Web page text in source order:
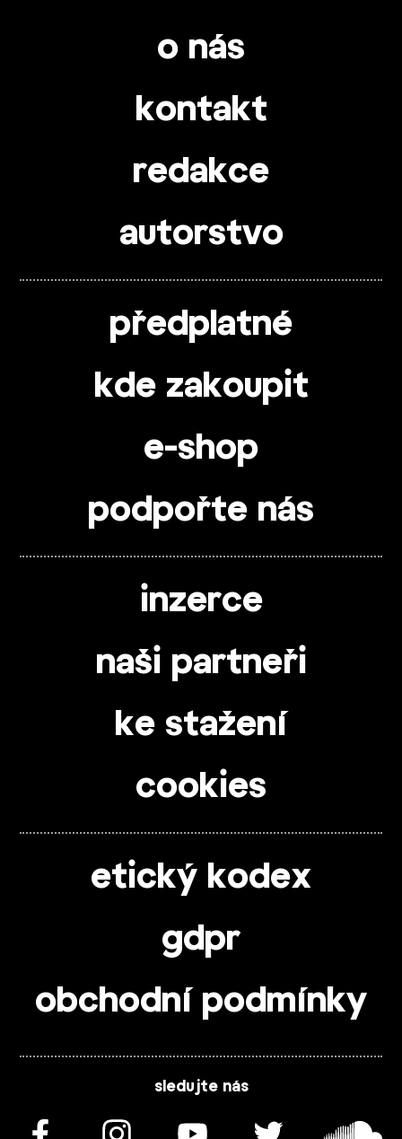
o nás
kontakt
redakce
autorstvo
předplatné
kde zakoupit
e-shop
podpořte nás
inzerce
naši partneři
ke stažení
cookies
etický kodex
gdpr
obchodní podmínky
sledujte nás